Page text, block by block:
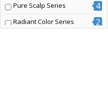
Pure Scalp Series 4
Radiant Color Series 2